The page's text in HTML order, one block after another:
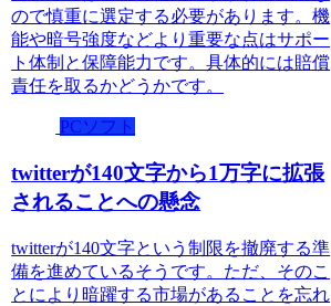
ので慎重に選定する必要があります。機
能や暗号強度などより重要な点はサポー
ト体制と保障能力です。具体的には賠償
責任を取るかどうかです。
PCソフト
twitterが140文字から1万字に拡張
されることへの懸念
twitterが140文字という制限を撤廃する準
備を進めているそうです。ただ、そのこ
とにより暗躍する市場があることを忘れ